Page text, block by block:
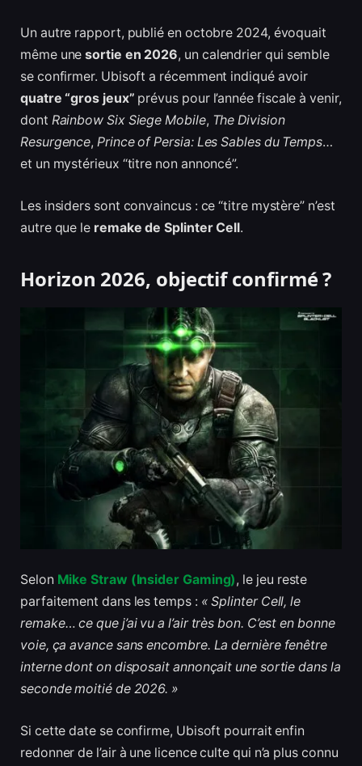
Un autre rapport, publié en octobre 2024, évoquait
même unesortie en 2026, un calendrier qui semble
se confirmer. Ubisoft a récemment indiqué avoir
quatre “gros jeux” prévus pour l’année fiscale à venir,
dont Rainbow Six Siege Mobile, The Division
Resurgence,Prince of Persia: Les Sables du Temps…
et un mystérieux “titre non annoncé”.
Les insiders sont convaincus : ce “titre mystère” n’est
autre que le remake de Splinter Cell.
Horizon 2026, objectif confirmé ?
Selon Mike Straw (Insider Gaming), le jeu reste
parfaitement dans les temps : « Splinter Cell, le
remake… ce que j’ai vu a l’air très bon. C’est en bonne
voie, ça avance sans encombre. La dernière fenêtre
interne dont on disposait annonçait une sortie dans la
seconde moitié de 2026. »
Si cette date se confirme, Ubisoft pourrait enfin
redonner de l’air à une licence culte qui n’a plus connu